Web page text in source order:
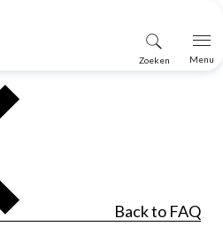
Zoeken Menu
Back to FAQ